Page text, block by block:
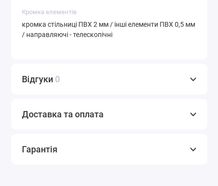
Кромка елементів
кромка стільниці ПВХ 2 мм / інші елементи ПВХ 0,5 мм
/ направляючі - телескопічні
Відгуки 0
Доставка та оплата
Гарантія